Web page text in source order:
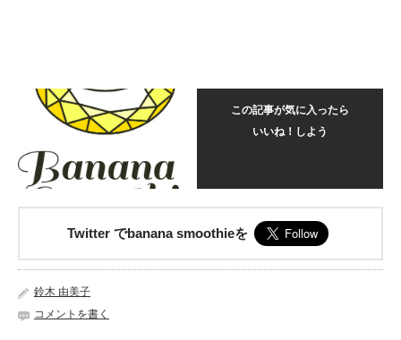
この記事が気に入ったら
いいね！しよう
Twitter でbanana smoothieを
鈴木 由美子
コメントを書く